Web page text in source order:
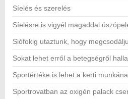
Síelés és szerelés
Síelésre is vigyél magaddal
Siófokig utaztunk, hogy
Sokat lehet erről a betegségről
Sportértéke is lehet a kerti
Sportrovatban az oxigén palack